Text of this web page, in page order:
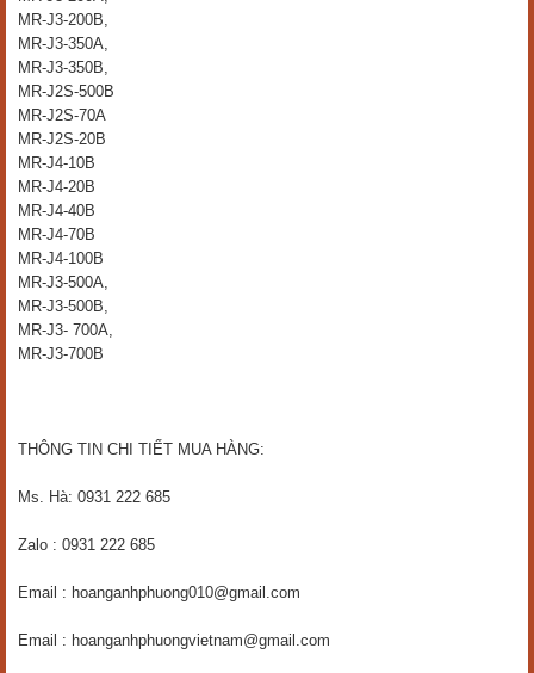
MR-J3-200B,
MR-J3-350A,
MR-J3-350B,
MR-J2S-500B
MR-J2S-70A
MR-J2S-20B
MR-J4-10B
MR-J4-20B
MR-J4-40B
MR-J4-70B
MR-J4-100B
MR-J3-500A,
MR-J3-500B,
MR-J3- 700A,
MR-J3-700B
THÔNG TIN CHI TIẾT MUA HÀNG:
Ms. Hà: 0931 222 685
Zalo : 0931 222 685
Email : hoanganhphuong010@gmail.com
Email : hoanganhphuongvietnam@gmail.com